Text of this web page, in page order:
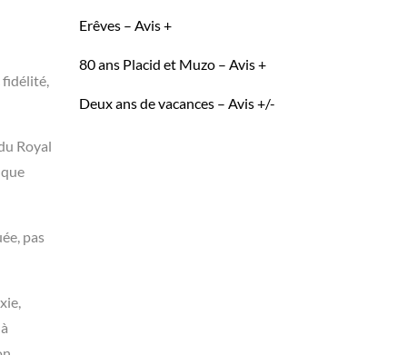
fidélité,
Royal
pas
Erêves – Avis +
80 ans Placid et Muzo – Avis +
Deux ans de vacances – Avis +/-